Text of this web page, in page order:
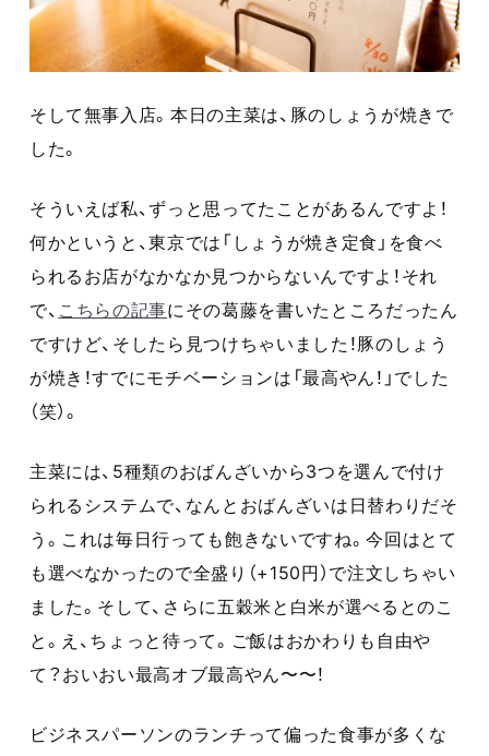
そして無事入店。本日の主菜は、豚のしょうが焼きで
した。
そういえば私、ずっと思ってたことがあるんですよ！
何かというと、東京では「しょうが焼き定食」を食べ
られるお店がなかなか見つからないんですよ！それ
で、 こちらの記事にその葛藤を書いたところだったん
ですけど、そしたら見つけちゃいました！豚のしょう
が焼き！すでにモチベーションは「最高やん！」でした
（笑）。
主菜には、5種類のおばんざいから3つを選んで付け
られるシステムで、なんとおばんざいは日替わりだそ
う。これは毎日行っても飽きないですね。今回はとて
も選べなかったので全盛り（+150円）で注文しちゃい
ました。そして、さらに五穀米と白米が選べるとのこ
と。え、ちょっと待って。ご飯はおかわりも自由や
て？おいおい最高オブ最高やん〜〜！
ビジネスパーソンのランチって偏った食事が多くな